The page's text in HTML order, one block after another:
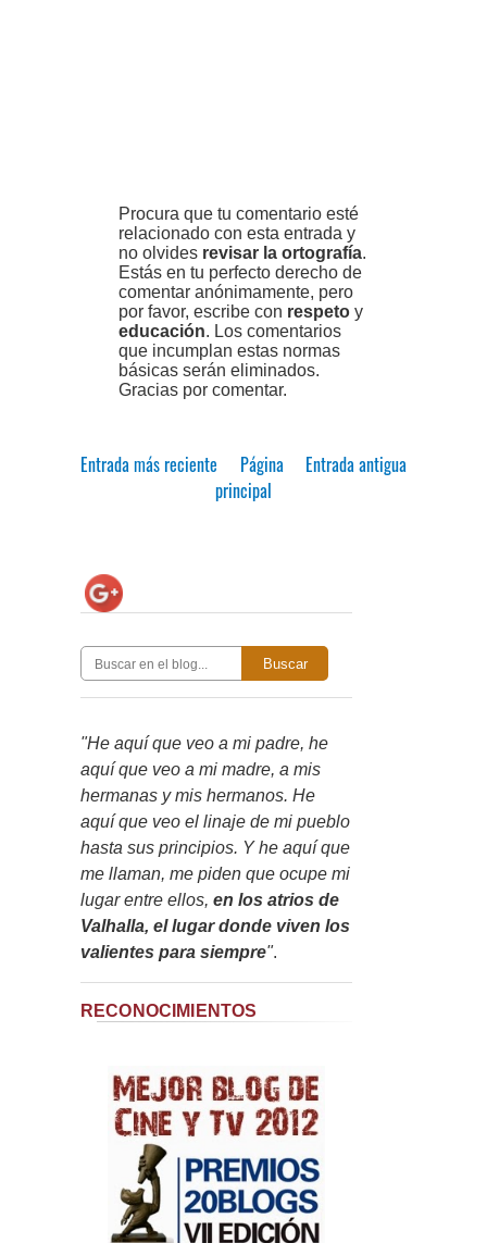
Procura que tu comentario esté
relacionado con esta entrada y
no olvides revisar la ortografía.
Estás en tu perfecto derecho de
comentar anónimamente, pero
por favor, escribe con respeto y
educación. Los comentarios
que incumplan estas normas
básicas serán eliminados.
Gracias por comentar.
Entrada más reciente Entrada antigua
Página
principal
Buscar
"He aquí que veo a mi padre, he
aquí que veo a mi madre, a mis
hermanas y mis hermanos. He
aquí que veo el linaje de mi pueblo
hasta sus principios. Y he aquí que
me llaman, me piden que ocupe mi
lugar entre ellos, en los atrios de
Valhalla, el lugar donde viven los
valientes para siempre".
RECONOCIMIENTOS